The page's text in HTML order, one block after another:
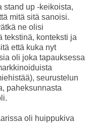
stand up -keikoista,
mitä sitä sanoisi.
ne olisi
tekstinä, konteksti ja
että kuka nyt
oli joka tapauksessa
seurustelun
paheksunnasta
oli huippukiva